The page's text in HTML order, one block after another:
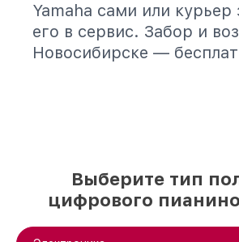
Yamaha сами или курьер
его в сервис. Забор и
Новосибирске —
Выберите тип
цифрового